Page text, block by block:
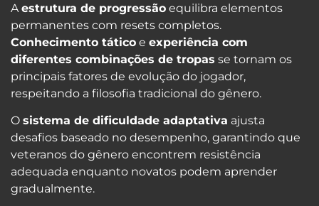
A estrutura de progressão equilibra elementos
permanentes com resets completos.
Conhecimento tático e experiência com
diferentes combinações de tropas se tornam os
principais fatores de evolução do jogador,
respeitando a filosofia tradicional do gênero.
O sistema de dificuldade adaptativa ajusta
desafios baseado no desempenho, garantindo que
veteranos do gênero encontrem resistência
adequada enquanto novatos podem aprender
gradualmente.